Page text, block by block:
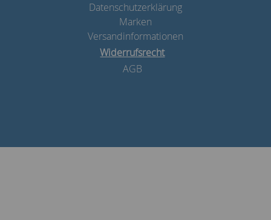
Datenschutzerklärung
Marken
Versandinformationen
Widerrufsrecht
AGB